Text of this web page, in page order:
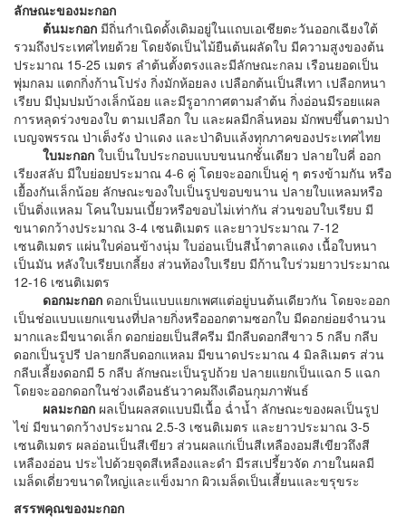
ลักษณะของมะกอก
ต้นมะกอก มีถิ่นกำเนิดดั้งเดิมอยู่ในแถบเอเชียตะวันออกเฉียงใต้
รวมถึงประเทศไทยด้วย โดยจัดเป็นไม้ยืนต้นผลัดใบ มีความสูงของต้น
ประมาณ 15-25 เมตร ลำต้นตั้งตรงและมีลักษณะกลม เรือนยอดเป็น
พุ่มกลม แตกกิ่งก้านโปร่ง กิ่งมักห้อยลง เปลือกต้นเป็นสีเทา เปลือกหนา
เรียบ มีปุ่มปมบ้างเล็กน้อย และมีรูอากาศตามลำต้น กิ่งอ่อนมีรอยแผล
การหลุดร่วงของใบ ตามเปลือก ใบ และผลมีกลิ่นหอม มักพบขึ้นตามป่า
เบญจพรรณ ป่าเต็งรัง ป่าแดง และป่าดิบแล้งทุกภาคของประเทศไทย
ใบมะกอก ใบเป็นใบประกอบแบบขนนกชั้นเดียว ปลายใบคี่ ออก
เรียงสลับ มีใบย่อยประมาณ 4-6 คู่ โดยจะออกเป็นคู่ ๆ ตรงข้ามกัน หรือ
เยื้องกันเล็กน้อย ลักษณะของใบเป็นรูปขอบขนาน ปลายใบแหลมหรือ
เป็นติ่งแหลม โคนใบมนเบี้ยวหรือขอบไม่เท่ากัน ส่วนขอบใบเรียบ มี
ขนาดกว้างประมาณ 3-4 เซนติเมตร และยาวประมาณ 7-12
เซนติเมตร แผ่นใบค่อนข้างนุ่ม ใบอ่อนเป็นสีน้ำตาลแดง เนื้อใบหนา
เป็นมัน หลังใบเรียบเกลี้ยง ส่วนท้องใบเรียบ มีก้านใบร่วมยาวประมาณ
12-16 เซนติเมตร
ดอกมะกอก ดอกเป็นแบบแยกเพศแต่อยู่บนต้นเดียวกัน โดยจะออก
เป็นช่อแบบแยกแขนงที่ปลายกิ่งหรือออกตามซอกใบ มีดอกย่อยจำนวน
มากและมีขนาดเล็ก ดอกย่อยเป็นสีครีม มีกลีบดอกสีขาว 5 กลีบ กลีบ
ดอกเป็นรูปรี ปลายกลีบดอกแหลม มีขนาดประมาณ 4 มิลลิเมตร ส่วน
กลีบเลี้ยงดอกมี 5 กลีบ ลักษณะเป็นรูปถ้วย ปลายแยกเป็นแฉก 5 แฉก
โดยจะออกดอกในช่วงเดือนธันวาคมถึงเดือนกุมภาพันธ์
ผลมะกอก ผลเป็นผลสดแบบมีเนื้อ ฉ่ำน้ำ ลักษณะของผลเป็นรูป
ไข่ มีขนาดกว้างประมาณ 2.5-3 เซนติเมตร และยาวประมาณ 3-5
เซนติเมตร ผลอ่อนเป็นสีเขียว ส่วนผลแก่เป็นสีเหลืองอมสีเขียวถึงสี
เหลืองอ่อน ประไปด้วยจุดสีเหลืองและดำ มีรสเปรี้ยวจัด ภายในผลมี
เมล็ดเดี่ยวขนาดใหญ่และแข็งมาก ผิวเมล็ดเป็นเสี้ยนและขรุขระ
สรรพคุณของมะกอก